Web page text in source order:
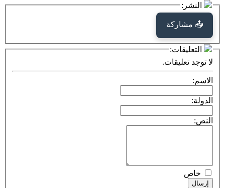
النشر:
📤 مشاركة
التعليقات:
لا توجد تعليقات.
الاسم:
الدولة:
النص:
خاص
إرسال